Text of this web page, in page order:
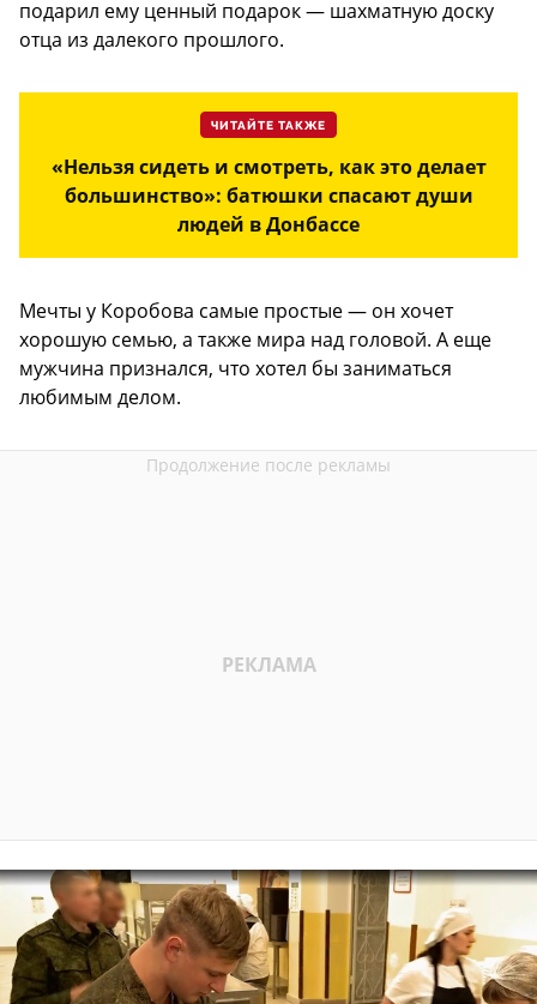
подарил ему ценный подарок — шахматную доску
отца из далекого прошлого.
ЧИТАЙТЕ ТАКЖЕ
«Нельзя сидеть и смотреть, как это делает
большинство»: батюшки спасают души
людей в Донбассе
Мечты у Коробова самые простые — он хочет
хорошую семью, а также мира над головой. А еще
мужчина признался, что хотел бы заниматься
любимым делом.